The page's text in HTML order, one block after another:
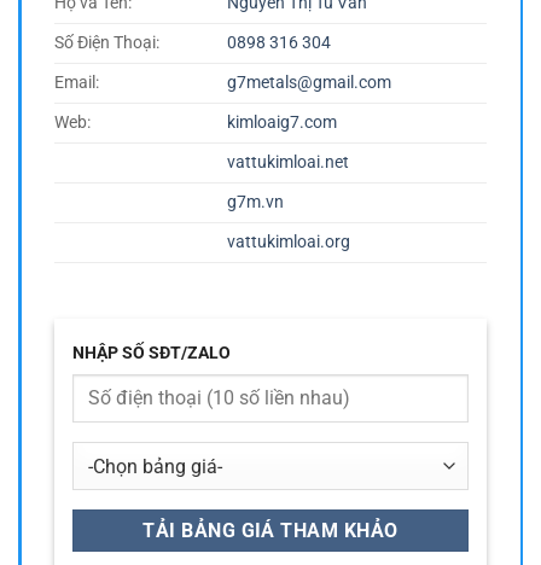
Số Điện Thoại:
0898 316 304
Email:
g7metals@gmail.com
Web:
kimloaig7.com
vattukimloai.net
g7m.vn
vattukimloai.org
NHẬP SỐ SĐT/ZALO